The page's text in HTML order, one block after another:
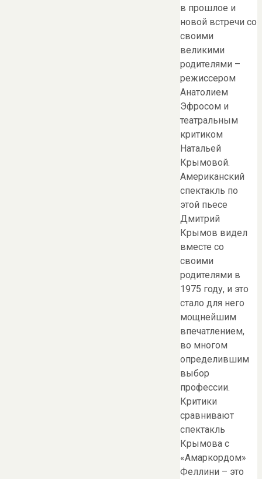
в прошлое и
новой встречи со
своими
великими
родителями –
режиссером
Анатолием
Эфросом и
театральным
критиком
Натальей
Крымовой.
Американский
спектакль по
этой пьесе
Дмитрий
Крымов видел
вместе со
своими
родителями в
1975 году, и это
стало для него
мощнейшим
впечатлением,
во многом
определившим
выбор
профессии.
Критики
сравнивают
спектакль
Крымова с
«Амаркордом»
Феллини – это